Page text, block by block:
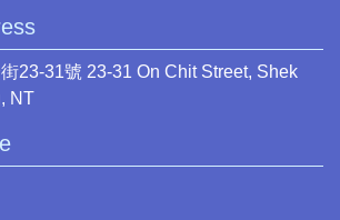
23-31號 23-31 On Chit Street, Shek
NT